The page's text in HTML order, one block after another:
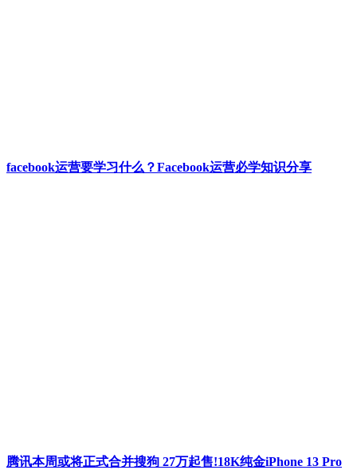
facebook运营要学习什么？Facebook运营必学知识分享
腾讯本周或将正式合并搜狗 27万起售!18K纯金iPhone 13 Pro